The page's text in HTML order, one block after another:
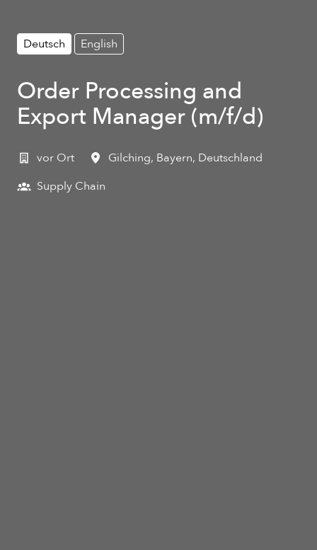
Deutsch English
Order Processing and
Export Manager (m/f/d)
vor Ort Gilching, Bayern, Deutschland
Supply Chain